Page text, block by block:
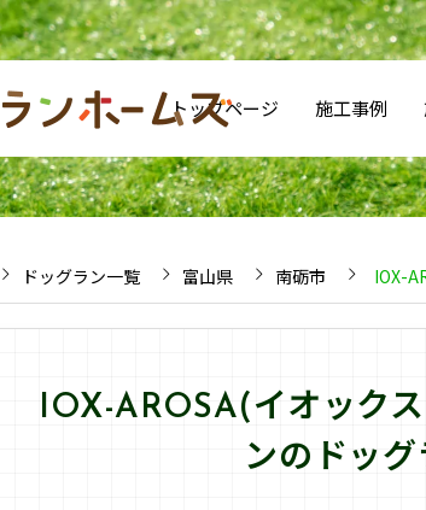
トップページ 施工事例
ドッグラン一覧 富山県 南砺市 IOX-
IOX-AROSA(イオック
ンのドッ